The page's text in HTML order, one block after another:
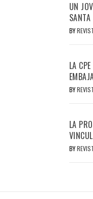
UN
BY
LA
BY
LA
BY